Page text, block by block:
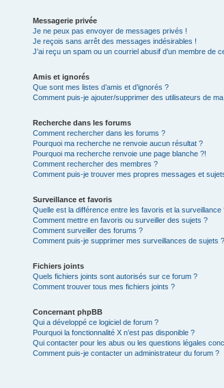
Messagerie privée
Je ne peux pas envoyer de messages privés !
Je reçois sans arrêt des messages indésirables !
J’ai reçu un spam ou un courriel abusif d’un membre de
Amis et ignorés
Que sont mes listes d’amis et d’ignorés ?
Comment puis-je ajouter/supprimer des utilisateurs de ma
Recherche dans les forums
Comment rechercher dans les forums ?
Pourquoi ma recherche ne renvoie aucun résultat ?
Pourquoi ma recherche renvoie une page blanche ?!
Comment rechercher des membres ?
Comment puis-je trouver mes propres messages et
Surveillance et favoris
Quelle est la différence entre les favoris et la surveillance
Comment mettre en favoris ou surveiller des sujets ?
Comment surveiller des forums ?
Comment puis-je supprimer mes surveillances de sujets ?
Fichiers joints
Quels fichiers joints sont autorisés sur ce forum ?
Comment trouver tous mes fichiers joints ?
Concernant phpBB
Qui a développé ce logiciel de forum ?
Pourquoi la fonctionnalité X n’est pas disponible ?
Qui contacter pour les abus ou les questions légales
Comment puis-je contacter un administrateur du forum ?